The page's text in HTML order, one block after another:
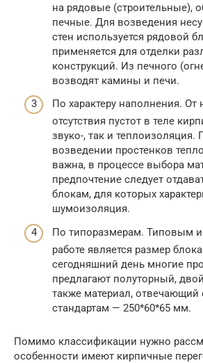
на рядовые (строительные),
печные. Для возведения
стен используется рядовой
применяется для отделки
конструкций. Из печного
возводят камины и печи.
По характеру наполнения. От
отсутствия пустот в теле
звуко-, так и теплоизоляция.
возведении простенков
важна, в процессе выбора
предпочтение следует
блокам, для которых
шумоизоляция.
По типоразмерам. Типовым
работе является размер
сегодняшний день многие
предлагают полуторный,
также материал, отвечающий
стандартам — 250*60*65 мм.
Помимо классификации нужно
особенности имеют кирпичные